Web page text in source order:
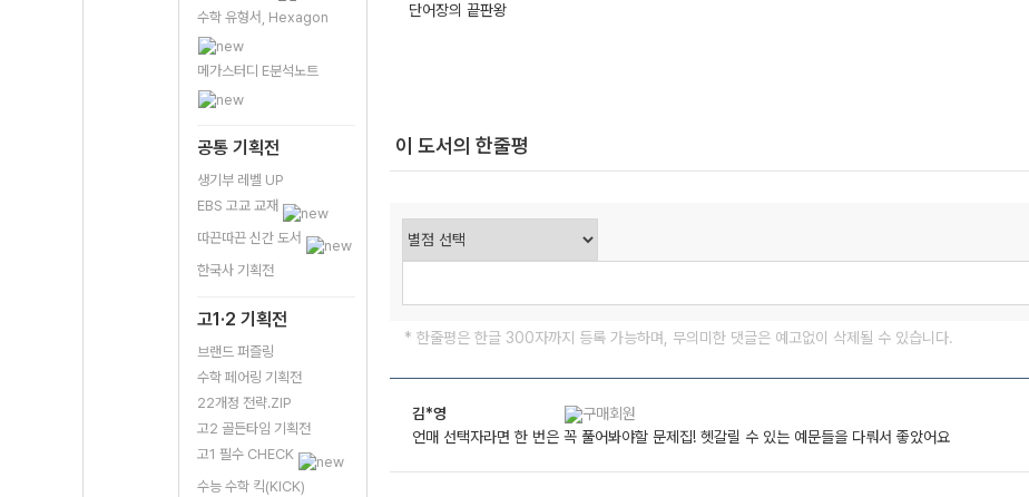
수학 유형서, Hexagon
메가스터디 E분석노트
공통 기획전
생기부 레벨 UP
EBS 고교 교재
따끈따끈 신간 도서
한국사 기획전
고1·2 기획전
브랜드 퍼즐링
수학 페어링 기획전
22개정 전략.ZIP
고2 골든타임 기획전
고1 필수 CHECK
수능 수학 킥(KICK)
단어장의 끝판왕
이 도서의 한줄평
* 한줄평은 한글 300자까지 등록 가능하며, 무의미한 댓글은 예고없이 삭제될 수 있습니다.
김*영
언매 선택자라면 한 번은 꼭 풀어봐야할 문제집! 헷갈릴 수 있는 예문들을 다뤄서 좋았어요